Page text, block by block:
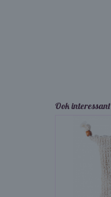
Ook interessant